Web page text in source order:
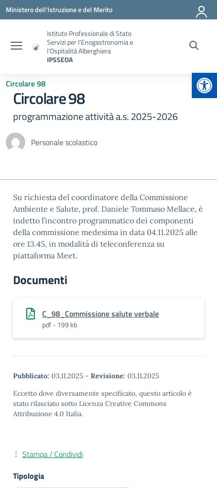
Vai ai contenuti
Vai al menu di navigazione
Vai al footer
Ministero dell'Istruzione e del Merito
Istituto Professionale di Stato
Servizi per l'Enogastronomia e
l'Ospitalità Alberghiera
IPSSEOA
Circolare 98
Circolare 98
programmazione attività a.s. 2025-2026
Personale scolastico
Su richiesta del coordinatore della Commissione
Ambiente e Salute, prof. Daniele Tommaso Mellace, è
indetto l’incontro programmatico dei componenti
della commissione medesima in data 04.11.2025 alle
ore 13.45, in modalità di teleconferenza su
piattaforma Meet.
Documenti
C_98_Commissione salute verbale
pdf - 199 kb
Pubblicato: 03.11.2025 - Revisione: 03.11.2025
Eccetto dove diversamente specificato, questo articolo è
stato rilasciato sotto Licenza Creative Commons
Attribuzione 4.0 Italia.
Stampa / Condividi
Tipologia